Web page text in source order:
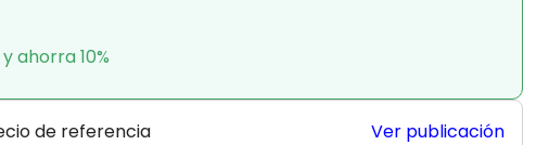
ahorra 10%
de referencia Ver publicación